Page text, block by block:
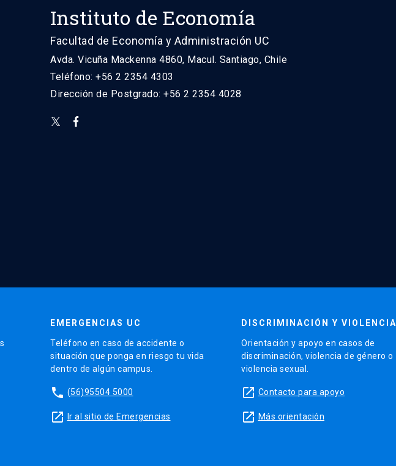
Instituto de Economía
Facultad de Economía y Administración UC
Avda. Vicuña Mackenna 4860, Macul. Santiago, Chile
Teléfono: +56 2 2354 4303
Dirección de Postgrado: +56 2 2354 4028
EMERGENCIAS UC
Teléfono en caso de accidente o
situación que ponga en riesgo tu vida
dentro de algún campus.
phone (56)95504 5000
launch Ir al sitio de Emergencias
DISCRIMINACIÓN Y VIOLENCIA
Orientación y apoyo en casos de
discriminación, violencia de género o
violencia sexual.
launch Contacto para apoyo
launch Más orientación